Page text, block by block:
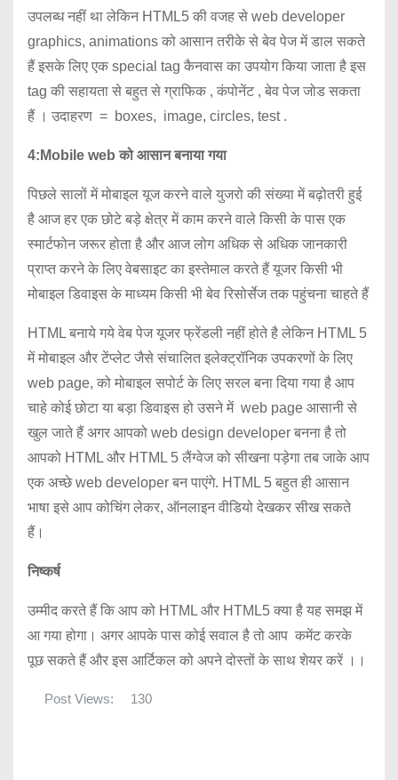
उपलब्ध नहीं था लेकिन HTML5 की वजह से web developer
graphics, animations को आसान तरीके से बेव पेज में डाल सकते
हैं इसके लिए एक special tag कैनवास का उपयोग किया जाता है इस
tag की सहायता से बहुत से ग्राफिक , कंपोनेंट , बेव पेज जोड सकता
हैं । उदाहरण = boxes, image, circles, test .
4:Mobile web को आसान बनाया गया
पिछले सालों में मोबाइल यूज करने वाले युजरो की संख्या में बढ़ोतरी हुई
है आज हर एक छोटे बड़े क्षेत्र में काम करने वाले किसी के पास एक
स्मार्टफोन जरूर होता है और आज लोग अधिक से अधिक जानकारी
प्राप्त करने के लिए वेबसाइट का इस्तेमाल करते हैं यूजर किसी भी
मोबाइल डिवाइस के माध्यम किसी भी बेव रिसोर्सेज तक पहुंचना चाहते हैं
HTML बनाये गये वेब पेज यूजर फ्रेंडली नहीं होते है लेकिन HTML 5
में मोबाइल और टेंप्लेट जैसे संचालित इलेक्ट्रॉनिक उपकरणों के लिए
web page, को मोबाइल सपोर्ट के लिए सरल बना दिया गया है आप
चाहे कोई छोटा या बड़ा डिवाइस हो उसने में web page आसानी से
खुल जाते हैं अगर आपको web design developer बनना है तो
आपको HTML और HTML 5 लैंग्वेज को सीखना पड़ेगा तब जाके आप
एक अच्छे web developer बन पाएंगे. HTML 5 बहुत ही आसान
भाषा इसे आप कोचिंग लेकर, ऑनलाइन वीडियो देखकर सीख सकते
हैं।
निष्कर्ष
उम्मीद करते हैं कि आप को HTML और HTML5 क्या है यह समझ में
आ गया होगा। अगर आपके पास कोई सवाल है तो आप कमेंट करके
पूछ सकते हैं और इस आर्टिकल को अपने दोस्तों के साथ शेयर करें ।।
Post Views: 130